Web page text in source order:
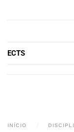
ECTS
INÍCIO